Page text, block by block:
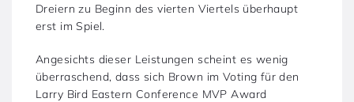
Dreiern zu Beginn des vierten Viertels überhaupt
erst im Spiel.
Angesichts dieser Leistungen scheint es wenig
überraschend, dass sich Brown im Voting für den
Larry Bird Eastern Conference MVP Award